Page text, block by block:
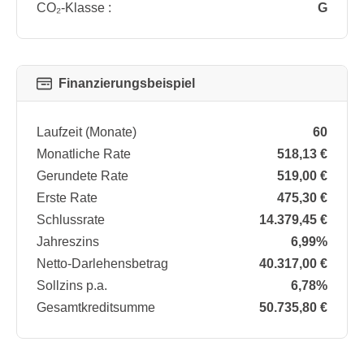
CO₂-Klasse :
G
Finanzierungsbeispiel
Laufzeit (Monate)
60
Monatliche Rate
518,13 €
Gerundete Rate
519,00 €
Erste Rate
475,30 €
Schlussrate
14.379,45 €
Jahreszins
6,99%
Netto-Darlehensbetrag
40.317,00 €
Sollzins p.a.
6,78%
Gesamtkreditsumme
50.735,80 €